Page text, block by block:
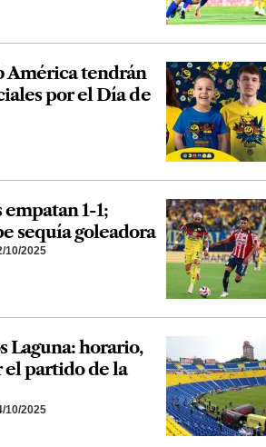
América tendrán
por el Día de
1-1;
sequía goleadora
10/2025
Laguna: horario,
el partido de la
10/2025